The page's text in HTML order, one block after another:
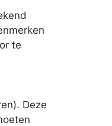
te
Deze